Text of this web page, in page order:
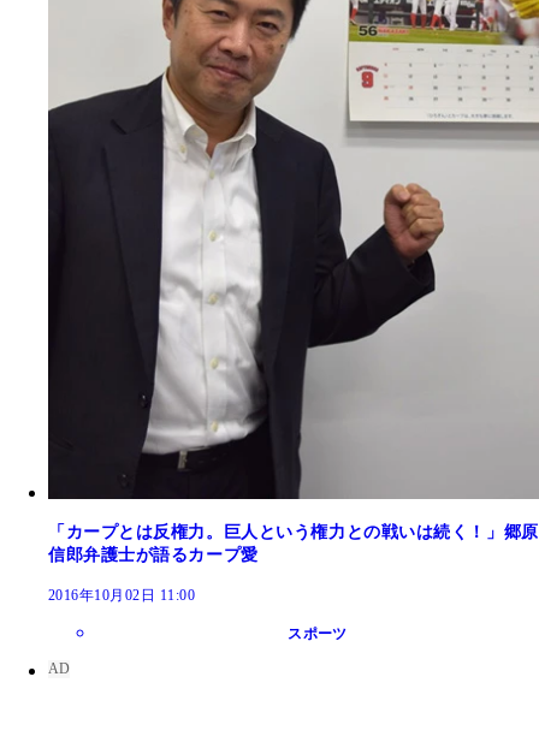
「カープとは反権力。巨人という権力との戦いは続く！」郷原
信郎弁護士が語るカープ愛
2016年10月02日 11:00
スポーツ